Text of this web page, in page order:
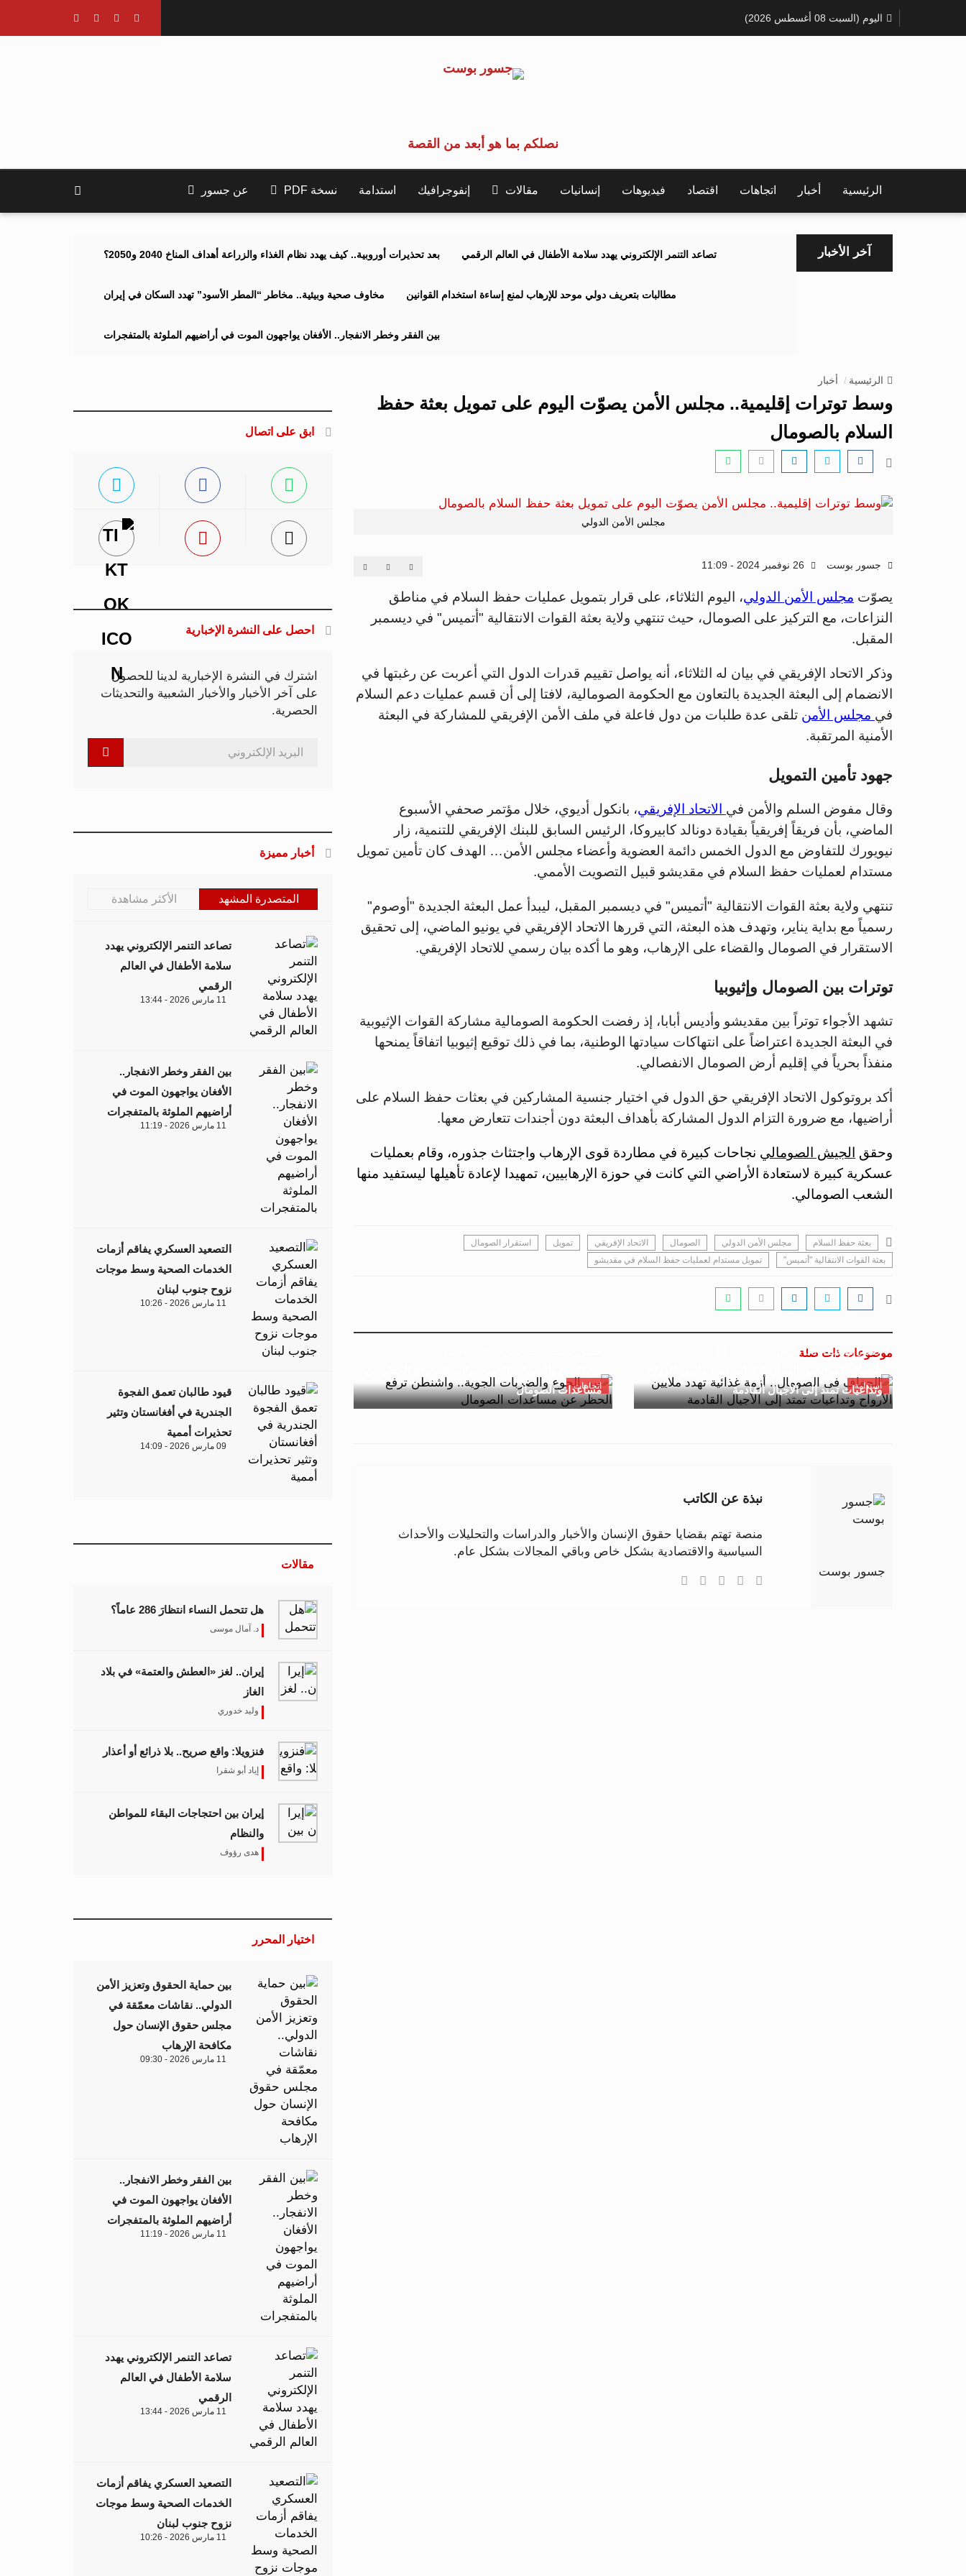
اليوم (السبت 08 أغسطس 2026)
نصلكم بما هو أبعد من القصة
الرئيسية أخبار اتجاهات اقتصاد فيديوهات إنسانيات مقالات إنفوجرافيك استدامة نسخة PDF عن جسور
آخر الأخبار بعد تحذيرات أوروبية.. كيف يهدد نظام الغذاء والزراعة أهداف المناخ 2040 و2050؟ تصاعد التنمر الإلكتروني يهدد سلامة الأطفال في العالم الرقمي
مخاوف صحية وبيئية.. مخاطر “المطر الأسود” تهدد السكان في إيران مطالبات بتعريف دولي موحد للإرهاب لمنع إساءة استخدام القوانين
بين الفقر وخطر الانفجار.. الأفغان يواجهون الموت في أراضيهم الملوثة بالمتفجرات
الرئيسية أخبار
وسط توترات إقليمية.. مجلس الأمن يصوّت اليوم على تمويل بعثة حفظ
السلام بالصومال
مجلس الأمن الدولي
جسور بوست
يصوّت مجلس الأمن الدولي، اليوم الثلاثاء، على قرار بتمويل عمليات حفظ السلام في مناطق
النزاعات، مع التركيز على الصومال، حيث تنتهي ولاية بعثة القوات الانتقالية "أتميس" في ديسمبر
المقبل.
وذكر الاتحاد الإفريقي في بيان له الثلاثاء، أنه يواصل تقييم قدرات الدول التي أعربت عن رغبتها في
الانضمام إلى البعثة الجديدة بالتعاون مع الحكومة الصومالية، لافتا إلى أن قسم عمليات دعم السلام
في مجلس الأمن تلقى عدة طلبات من دول فاعلة في ملف الأمن الإفريقي للمشاركة في البعثة
الأمنية المرتقبة.
جهود تأمين التمويل
وقال مفوض السلم والأمن في الاتحاد الإفريقي، بانكول أديوي، خلال مؤتمر صحفي الأسبوع
الماضي، بأن فريقاً إفريقياً بقيادة دونالد كابيروكا، الرئيس السابق للبنك الإفريقي للتنمية، زار
نيويورك للتفاوض مع الدول الخمس دائمة العضوية وأعضاء مجلس الأمن… الهدف كان تأمين تمويل
مستدام لعمليات حفظ السلام في مقديشو قبيل التصويت الأممي.
تنتهي ولاية بعثة القوات الانتقالية "أتميس" في ديسمبر المقبل، ليبدأ عمل البعثة الجديدة "أوصوم"
رسمياً مع بداية يناير، وتهدف هذه البعثة، التي قررها الاتحاد الإفريقي في يونيو الماضي، إلى تحقيق
الاستقرار في الصومال والقضاء على الإرهاب، وهو ما أكده بيان رسمي للاتحاد الإفريقي.
توترات بين الصومال وإثيوبيا
تشهد الأجواء توتراً بين مقديشو وأديس أبابا، إذ رفضت الحكومة الصومالية مشاركة القوات الإثيوبية
في البعثة الجديدة اعتراضاً على انتهاكات سيادتها الوطنية، بما في ذلك توقيع إثيوبيا اتفاقاً يمنحها
منفذاً بحرياً في إقليم أرض الصومال الانفصالي.
أكد بروتوكول الاتحاد الإفريقي حق الدول في اختيار جنسية المشاركين في بعثات حفظ السلام على
أراضيها، مع ضرورة التزام الدول المشاركة بأهداف البعثة دون أجندات تتعارض معها.
وحقق الجيش الصومالي نجاحات كبيرة في مطاردة قوى الإرهاب واجتثاث جذوره، وقام بعمليات
عسكرية كبيرة لاستعادة الأراضي التي كانت في حوزة الإرهابيين، تمهيدا لإعادة تأهيلها ليستفيد منها
الشعب الصومالي.
بعثة حفظ السلام مجلس الأمن الدولي الصومال الاتحاد الإفريقي تمويل
استقرار الصومال
بعثة القوات الانتقالية "أتميس"
تمويل مستدام لعمليات حفظ السلام في مقديشو
موضوعات ذات صلة
استدامة
جسور بوست 03 مارس 2026 - 14:22
وتداعيات تمتد إلى الأجيال القادمة
اتجاهات
مساعدات الصومال
جسور بوست
نبذة عن الكاتب
منصة تهتم بقضايا حقوق الإنسان والأخبار والدراسات والتحليلات والأحداث
السياسية والاقتصادية بشكل خاص وباقي المجالات بشكل عام.
ابق على اتصال
احصل على النشرة الإخبارية
اشترك في النشرة الإخبارية لدينا للحصول
على آخر الأخبار والأخبار الشعبية والتحديثات
الحصرية.
أخبار مميزة
المتصدرة المشهد الأكثر مشاهدة
تصاعد التنمر الإلكتروني يهدد
سلامة الأطفال في العالم
الرقمي
11 مارس 2026 - 13:44
بين الفقر وخطر الانفجار..
الأفغان يواجهون الموت في
أراضيهم الملوثة بالمتفجرات
11 مارس 2026 - 11:19
التصعيد العسكري يفاقم أزمات
الخدمات الصحية وسط موجات
نزوح جنوب لبنان
11 مارس 2026 - 10:26
قيود طالبان تعمق الفجوة
الجندرية في أفغانستان وتثير
تحذيرات أممية
09 مارس 2026 - 14:09
مقالات
هل تتحمل النساء انتظارَ 286 عاماً؟
د. آمال موسى
إيران.. لغز «العطش والعتمة» في بلاد
الغاز
وليد خدوري
فنزويلا: واقع صريح.. بلا ذرائع أو أعذار
إياد أبو شقرا
إيران بين احتجاجات البقاء للمواطن
والنظام
هدى رؤوف
اختيار المحرر
بين حماية الحقوق وتعزيز الأمن
الدولي.. نقاشات معمّقة في
مجلس حقوق الإنسان حول
مكافحة الإرهاب
11 مارس 2026 - 09:30
بين الفقر وخطر الانفجار..
الأفغان يواجهون الموت في
أراضيهم الملوثة بالمتفجرات
11 مارس 2026 - 11:19
تصاعد التنمر الإلكتروني يهدد
سلامة الأطفال في العالم
الرقمي
11 مارس 2026 - 13:44
التصعيد العسكري يفاقم أزمات
الخدمات الصحية وسط موجات
نزوح جنوب لبنان
11 مارس 2026 - 10:26